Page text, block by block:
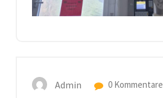
Admin 0 Kommentare